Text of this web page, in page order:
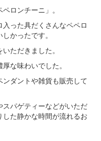
ロンチーニ」。
った具だくさんなペペロ
かったです。
ただきました。
な味わいでした。
ダントや雑貨も販売して
パゲティーなどがいただ
た静かな時間が流れるお